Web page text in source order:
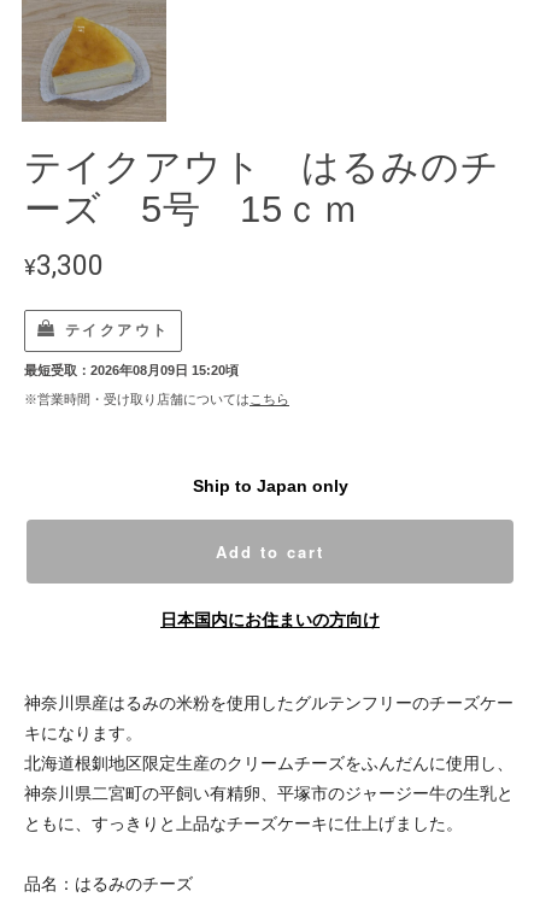
テイクアウト はるみのチ
ーズ 5号 15ｃｍ
¥3,300
テイクアウト
最短受取：2026年08月09日 15:20頃
※営業時間・受け取り店舗については こちら
Ship to Japan only
Add to cart
日本国内にお住まいの方向け
神奈川県産はるみの米粉を使用したグルテンフリーのチーズケー
キになります。
北海道根釧地区限定生産のクリームチーズをふんだんに使用し、
神奈川県二宮町の平飼い有精卵、平塚市のジャージー牛の生乳と
ともに、すっきりと上品なチーズケーキに仕上げました。
品名：はるみのチーズ